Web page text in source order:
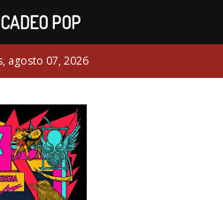
agosto 07, 2026
POP